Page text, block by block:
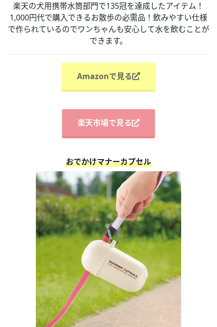
楽天の犬用携帯水筒部門で135冠を達成したアイテム！
1,000円代で購入できるお散歩の必需品！飲みやすい仕様
で作られているのでワンちゃんも安心して水を飲むことが
できます。
Amazonで見る
楽天市場で見る
おでかけマナーカプセル